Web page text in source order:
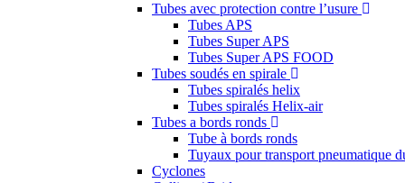
Tubes avec protection contre l’usure
Tubes APS
Tubes Super APS
Tubes Super APS FOOD
Tubes soudés en spirale
Tubes spiralés helix
Tubes spiralés Helix-air
Tubes a bords ronds
Tube à bords ronds
Tuyaux pour transport pneumatique
Cyclones